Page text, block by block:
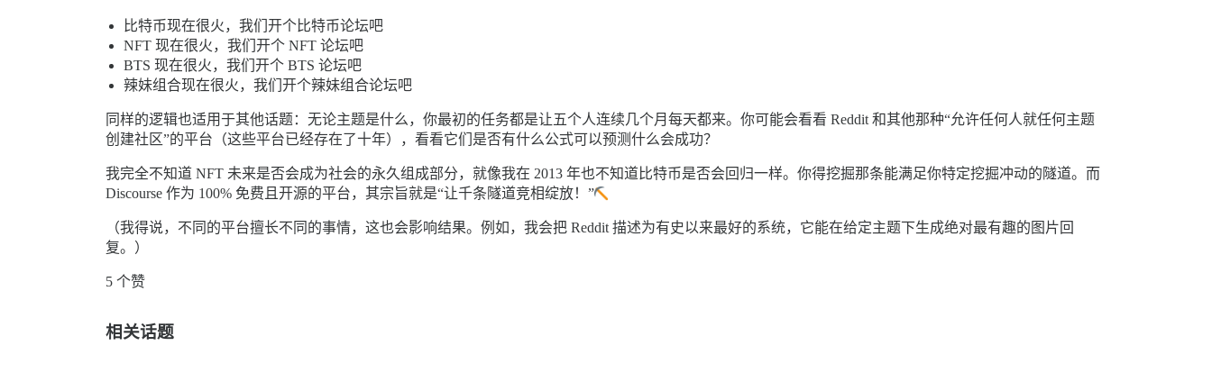
比特币现在很火，我们开个比特币论坛吧
NFT 现在很火，我们开个 NFT 论坛吧
BTS 现在很火，我们开个 BTS 论坛吧
辣妹组合现在很火，我们开个辣妹组合论坛吧
同样的逻辑也适用于其他话题：无论主题是什么，你最初的任务都是让五个人连续几个月每天都来。你可能会看看 Reddit 和其他那种“允许任何人就任何主题
创建社区”的平台（这些平台已经存在了十年），看看它们是否有什么公式可以预测什么会成功？
我完全不知道 NFT 未来是否会成为社会的永久组成部分，就像我在 2013 年也不知道比特币是否会回归一样。你得挖掘那条能满足你特定挖掘冲动的隧道。而
Discourse 作为 100% 免费且开源的平台，其宗旨就是“让千条隧道竞相绽放！”
（我得说，不同的平台擅长不同的事情，这也会影响结果。例如，我会把 Reddit 描述为有史以来最好的系统，它能在给定主题下生成绝对最有趣的图片回
复。）
5 个赞
相关话题